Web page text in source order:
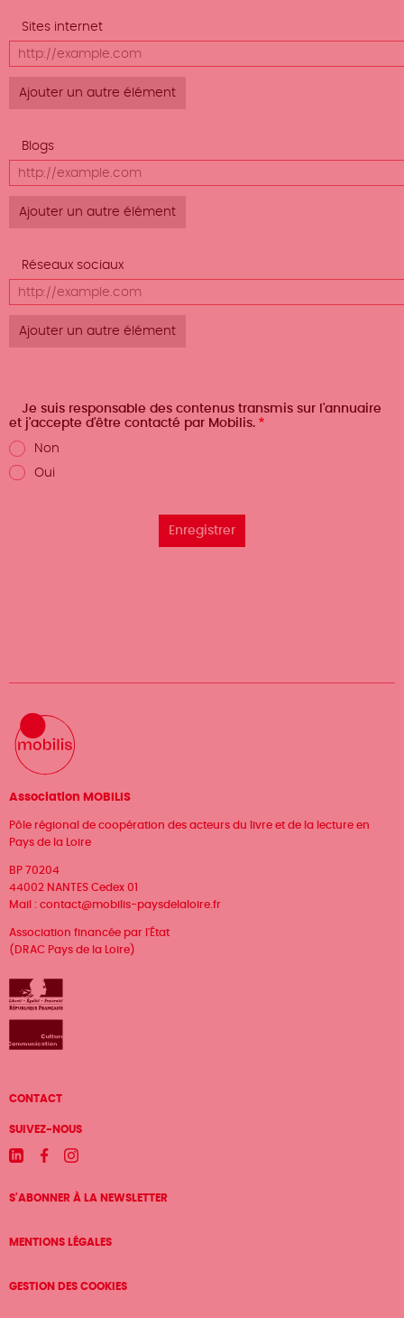
Afficher
le poids
des
Sites internet
URL
Afficher
le poids
des
Blogs
URL
Afficher
le poids
des
Réseaux sociaux
URL
Je suis responsable des contenus transmis sur l'annuaire
et j'accepte d'être contacté par Mobilis.
Non
Oui
Association MOBILIS
Pôle régional de coopération des acteurs du livre et de la lecture en
Pays de la Loire
BP 70204
44002 NANTES Cedex 01
Mail : contact@mobilis-paysdelaloire.fr
Association financée par l'État
(DRAC Pays de la Loire)
Menu
Pied
de
page
CONTACT
SUIVEZ-NOUS
LinkedinFacebookInstagram
S'ABONNER À LA NEWSLETTER
MENTIONS LÉGALES
GESTION DES COOKIES